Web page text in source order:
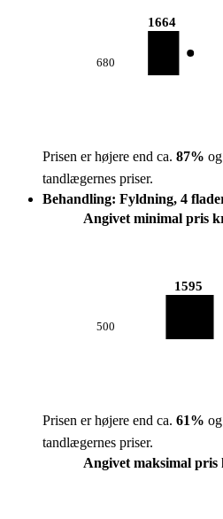
680
1664
Prisen er højere end ca. 87%
tandlægernes priser.
Behandling: Fyldning, 4
Angivet minimal pris
500
1595
Prisen er højere end ca. 61%
tandlægernes priser.
Angivet maksimal pris